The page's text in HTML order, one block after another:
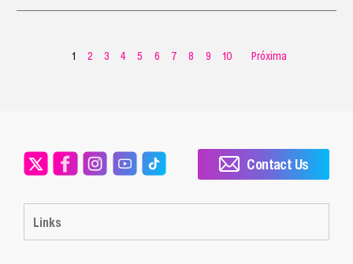
1 2 3 4 5 6 7 8 9 10 Próxima
Links
Contact Us